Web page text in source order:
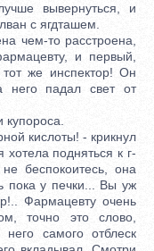
вывернуться, и
с ягдташем.
чем-то расстроена,
и первый,
же инспектор! Он
него падал свет от
кислоты! - крикнул
подняться к г-
беспокоитесь, она
пока у печки... Вы уж
Фармацевту очень
точно это слово,
самого отблеск